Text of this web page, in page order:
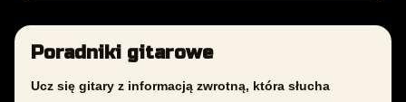
Poradniki gitarowe
Ucz się gitary z informacją zwrotną, która słucha